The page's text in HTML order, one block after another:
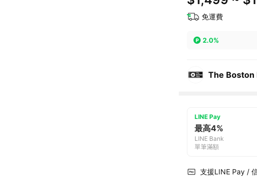
免運費
2.0%
The Boston
LINE Pay
最高4%
LINE Bank
單筆滿額
支援LINE Pay /